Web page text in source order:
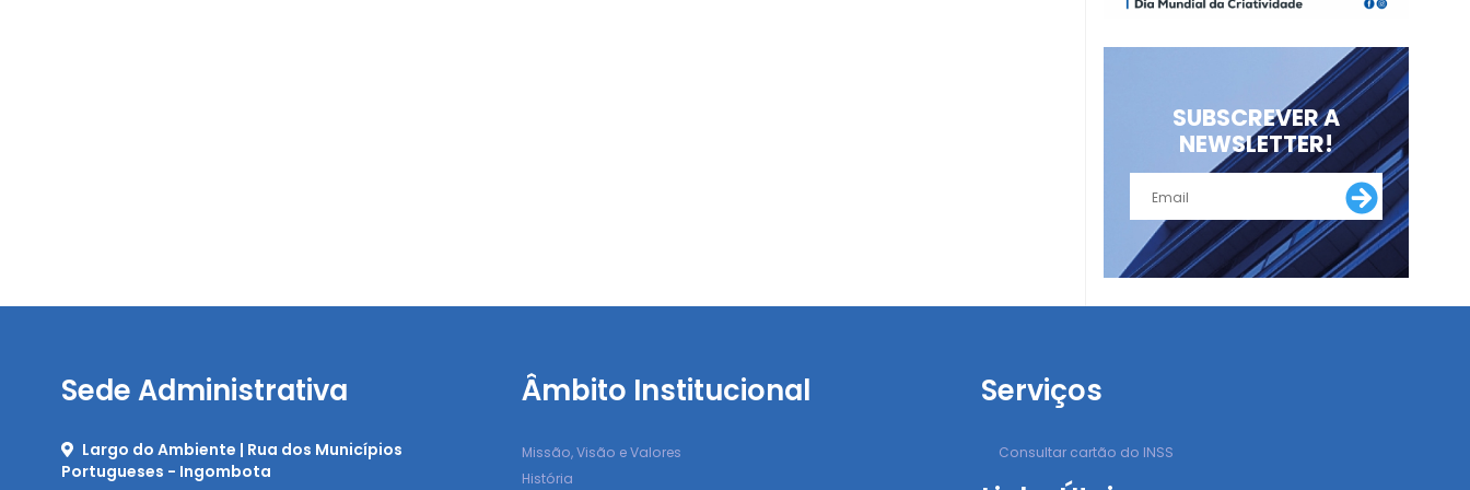
SUBSCREVER A
NEWSLETTER!
Sede Administrativa
Largo do Ambiente | Rua dos Municípios
Portugueses - Ingombota
Âmbito Institucional
Missão, Visão e Valores
História
Serviços
Consultar cartão do INSS